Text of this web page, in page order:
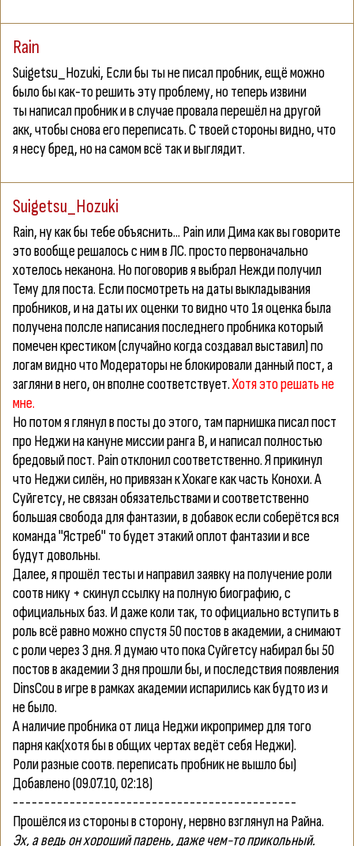
Rain
Suigetsu_Hozuki, Если бы ты не писал пробник, ещё можно
было бы как-то решить эту проблему, но теперь извини
ты написал пробник и в случае провала перешёл на другой
акк, чтобы снова его переписать. С твоей стороны видно, что
я несу бред, но на самом всё так и выглядит.
Suigetsu_Hozuki
Rain, ну как бы тебе объяснить... Pain или Дима как вы говорите
это вообще решалось с ним в ЛС. просто первоначально
хотелось неканона. Но поговорив я выбрал Нежди получил
Тему для поста. Если посмотреть на даты выкладывания
пробников, и на даты их оценки то видно что 1я оценка была
получена полсле написания последнего пробника который
помечен крестиком (случайно когда создавал выставил) по
логам видно что Модераторы не блокировали данный пост, а
загляни в него, он вполне соответствует.Хотя это решать не
мне.
Но потом я глянул в посты до этого, там парнишка писал пост
про Неджи на кануне миссии ранга В, и написал полностью
бредовый пост. Pain отклонил соответственно. Я прикинул
что Неджи силён, но привязан к Хокаге как часть Конохи. А
Cуйгетсу, не связан обязательствами и соответственно
большая свобода для фантазии, в добавок если соберётся вся
команда "Ястреб" то будет этакий оплот фантазии и все
будут довольны.
Далее, я прошёл тесты и направил заявку на получение роли
соотв нику + скинул ссылку на полную биографию, с
официальных баз. И даже коли так, то официально вступить в
роль всё равно можно спустя 50 постов в академии, а снимают
с роли через 3 дня. Я думаю что пока Cуйгетсу набирал бы 50
постов в академии 3 дня прошли бы, и последствия появления
DinsCou в игре в рамках академии испарились как бyдто из и
не было.
А наличие пробника от лица Неджи икропример для того
парня как(хотя бы в общих чертах ведёт себя Неджи).
Роли разные соотв. переписать пробник не вышло бы)
Добавлено(09.07.10, 02:18)
---------------------------------------------
Прошёлся из стороны в сторону, нервно взглянул на Райна.
Эх, а ведь он хороший парень, даже чем-то прикольный.